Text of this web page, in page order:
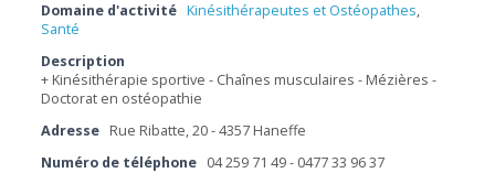
Domaine d'activité Kinésithérapeutes et Ostéopathes,
Santé
Description
+ Kinésithérapie sportive - Chaînes musculaires - Mézières -
Doctorat en ostéopathie
Adresse Rue Ribatte, 20 - 4357 Haneffe
Numéro de téléphone 04 259 71 49 - 0477 33 96 37